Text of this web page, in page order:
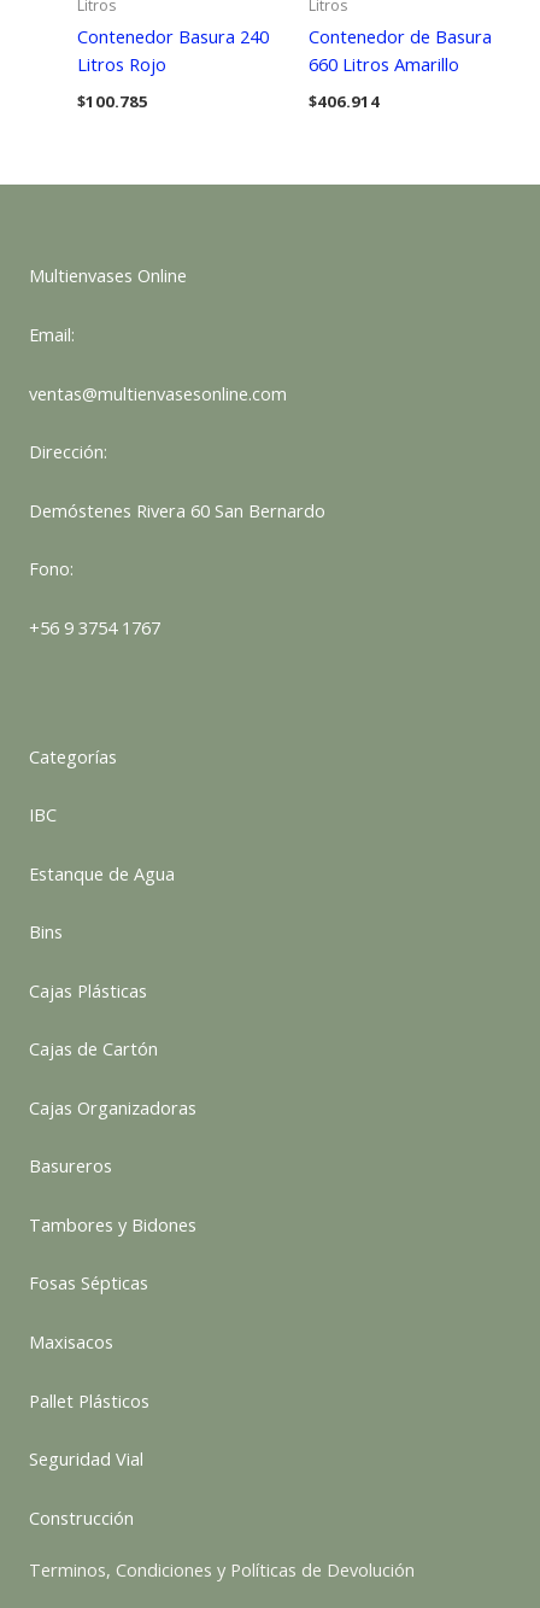
Litros
Contenedor Basura 240
Litros Rojo
$100.785
Litros
Contenedor de Basura
660 Litros Amarillo
$406.914
Multienvases Online
Email:
ventas@multienvasesonline.com
Dirección:
Demóstenes Rivera 60 San Bernardo
Fono:
+56 9 3754 1767
Categorías
IBC
Estanque de Agua
Bins
Cajas Plásticas
Cajas de Cartón
Cajas Organizadoras
Basureros
Tambores y Bidones
Fosas Sépticas
Maxisacos
Pallet Plásticos
Seguridad Vial
Construcción
Terminos, Condiciones y Políticas de Devolución